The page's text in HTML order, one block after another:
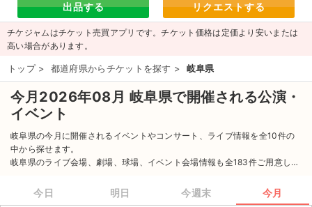
新着チケット
値下げしたチケット
都道府県からチケットを探す
もうすぐ開催のチケット
チケットのリクエスト一覧
取扱チケット
ライブ・コンサート（国内）
出品する リクエストする
チケジャムはチケット売買アプリです。チケット価格は定価より安いまたは
高い場合があります。
トップ > 都道府県からチケットを探す > 岐阜県
今月2026年08月 岐阜県で開催される公演・
イベント
岐阜県の今月に開催されるイベントやコンサート、ライブ情報を全10件の
中から探せます。
岐阜県のライブ会場、劇場、球場、イベント会場情報も全183件ご用意して
岐阜県の最新のイベント情報からイベントに参加するためのチケット情報
今日 明日 今週末 今月